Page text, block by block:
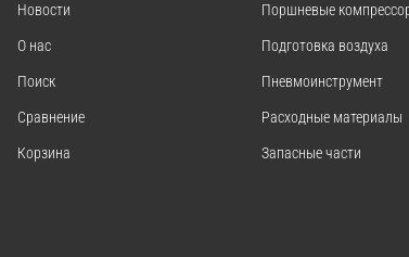
Новости
О нас
Поиск
Сравнение
Корзина
Поршневые
Подготовка воздуха
Пневмоинструмент
Расходные материалы
Запасные части